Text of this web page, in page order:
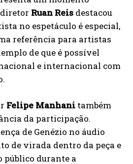
Ruan Reis destacou
no espetáculo é especial,
referência para artistas
de que é possível
e internacional com
Felipe Manhani também
da participação.
de Genézio no áudio
de virada dentro da peça e
público durante a